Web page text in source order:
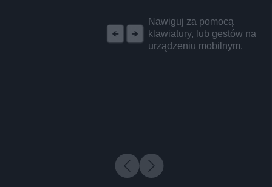
Nawiguj za pomocą
klawiatury, lub gestów na
urządzeniu mobilnym.